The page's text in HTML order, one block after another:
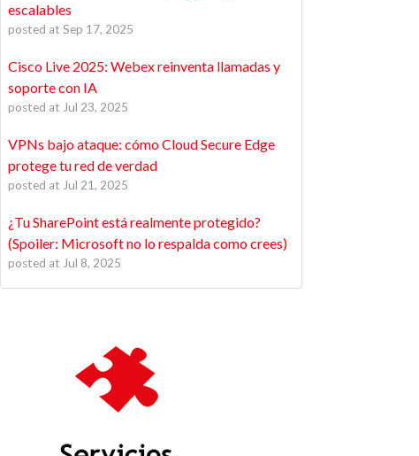
escalables
posted at Sep 17, 2025
Cisco Live 2025: Webex reinventa llamadas y
soporte con IA
posted at Jul 23, 2025
VPNs bajo ataque: cómo Cloud Secure Edge
protege tu red de verdad
posted at Jul 21, 2025
¿Tu SharePoint está realmente protegido?
(Spoiler: Microsoft no lo respalda como crees)
posted at Jul 8, 2025